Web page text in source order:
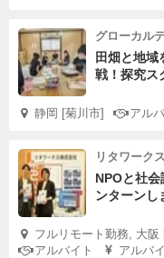
グローカル
田畑と地域
戦！探究ス
静岡 [菊川市] アル
リタワーク
NPOと社
ンターンし
フルリモート勤務, 大
アルバイト
アルバ